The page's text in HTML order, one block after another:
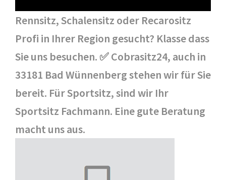
Rennsitz, Schalensitz oder Recarositz
Profi in Ihrer Region gesucht? Klasse dass
Sie uns besuchen. ✅ Cobrasitz24, auch in
33181 Bad Wünnenberg stehen wir für Sie
bereit. Für Sportsitz, sind wir Ihr
Sportsitz Fachmann. Eine gute Beratung
macht uns aus.